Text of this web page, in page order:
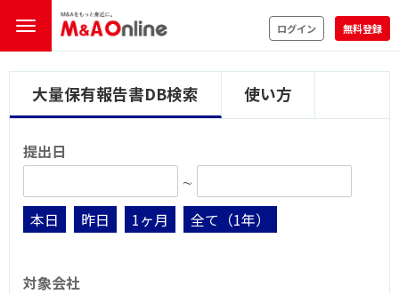
ログイン 無料登録
大量保有報告書DB検索 使い方
提出日
∼
本日
昨日 1ヶ月 全て（1年）
対象会社